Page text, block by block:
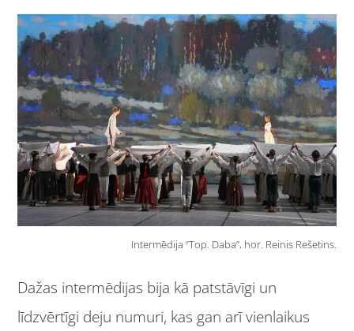
Intermēdija “Top. Daba”, hor. Reinis Rešetins.
Dažas intermēdijas bija kā patstāvīgi un
līdzvērtīgi deju numuri, kas gan arī vienlaikus